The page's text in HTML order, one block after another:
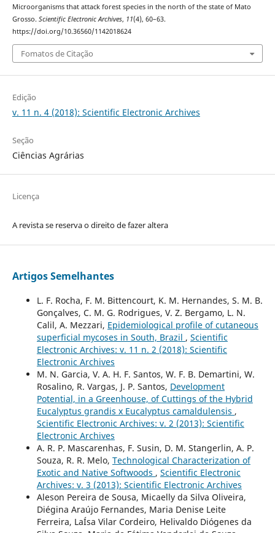
Microorganisms that attack forest species in the north of the state of Mato
Grosso. Scientific Electronic Archives, 11(4), 60–63.
https://doi.org/10.36560/1142018624
Fomatos de Citação
Edição
v. 11 n. 4 (2018): Scientific Electronic Archives
Seção
Ciências Agrárias
Licença
A revista se reserva o direito de fazer altera
Artigos Semelhantes
L. F. Rocha, F. M. Bittencourt, K. M. Hernandes, S. M. B.
Gonçalves, C. M. G. Rodrigues, V. Z. Bergamo, L. N.
Calil, A. Mezzari, Epidemiological profile of cutaneous
superficial mycoses in South, Brazil , Scientific
Electronic Archives: v. 11 n. 2 (2018): Scientific
Electronic Archives
M. N. Garcia, V. A. H. F. Santos, W. F. B. Demartini, W.
Rosalino, R. Vargas, J. P. Santos, Development
Potential, in a Greenhouse, of Cuttings of the Hybrid
Eucalyptus grandis x Eucalyptus camaldulensis ,
Scientific Electronic Archives: v. 2 (2013): Scientific
Electronic Archives
A. R. P. Mascarenhas, F. Susin, D. M. Stangerlin, A. P.
Souza, R. R. Melo, Technological Characterization of
Exotic and Native Softwoods , Scientific Electronic
Archives: v. 3 (2013): Scientific Electronic Archives
Aleson Pereira de Sousa, Micaelly da Silva Oliveira,
Diégina Araújo Fernandes, Maria Denise Leite
Ferreira, LaÍ­sa Vilar Cordeiro, Helivaldo Diógenes da